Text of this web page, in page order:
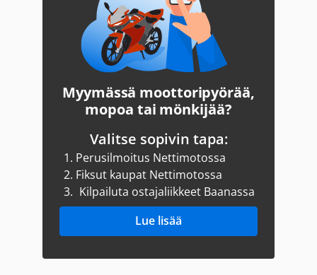
Myymässä moottoripyörää,
mopoa tai mönkijää?
Valitse sopivin tapa:
1. Perusilmoitus Nettimotossa
2. Fiksut kaupat Nettimotossa
3. Kilpailuta ostajaliikkeet Baanassa
Lue lisää